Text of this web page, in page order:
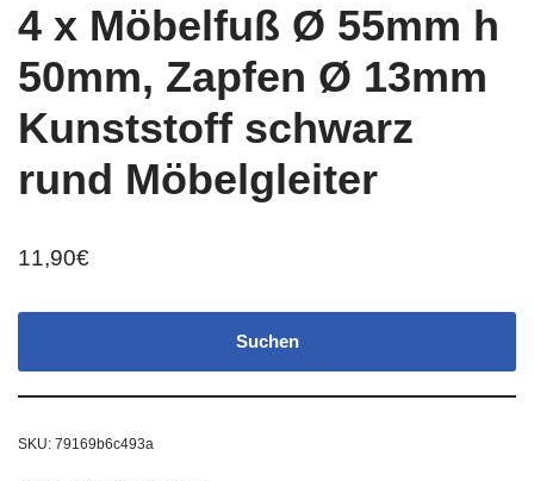
4 x Möbelfuß Ø 55mm h
50mm, Zapfen Ø 13mm
Kunststoff schwarz
rund Möbelgleiter
11,90€
Suchen
SKU: 79169b6c493a